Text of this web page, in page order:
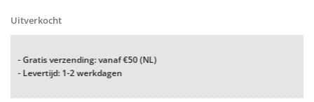
Uitverkocht
- Gratis verzending: vanaf €50 (NL)
- Levertijd: 1-2 werkdagen